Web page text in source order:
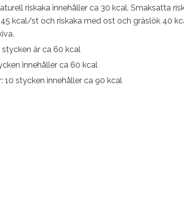
riskaka innehåller ca 30 kcal. Smaksatta
kcal/st och riskaka med ost och gräslök 40
stycken är ca 60 kcal
innehåller ca 60 kcal
10 stycken innehåller ca 90 kcal